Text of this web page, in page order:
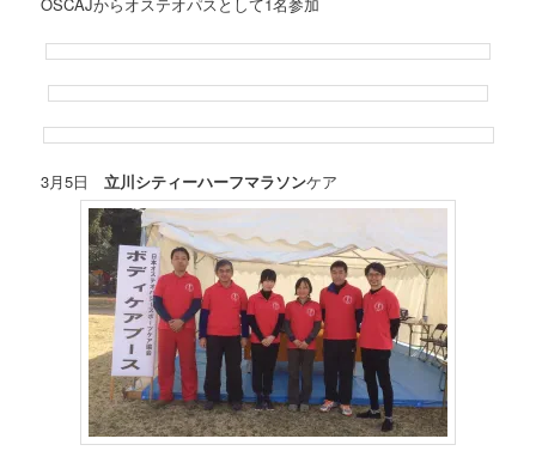
OSCAJからオステオパスとして1名参加
3月5日立川シティーハーフマラソンケア